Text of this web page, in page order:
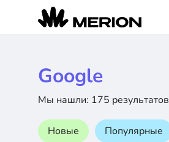
Google
Мы нашли: 175 результатов
Новые Популярные